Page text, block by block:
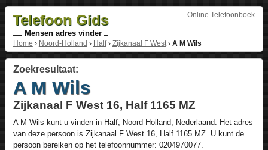
Online Telefoonboek
Telefoon Gids
Mensen adres vinder
Home › Noord-Holland › Half› Zijkanaal F West› A M Wils
Zoekresultaat:
A M Wils
Zijkanaal F West 16, Half 1165 MZ
A M Wils kunt u vinden in Half, Noord-Holland, Nederlaand. Het adres
van deze persoon is Zijkanaal F West 16, Half 1165 MZ. U kunt de
persoon bereiken op het telefoonnummer: 0204970077.